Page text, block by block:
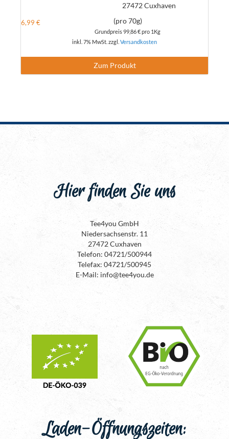
27472 Cuxhaven
6,99 € (pro 70g)
Grundpreis99,86 €pro 1Kg
inkl. 7% MwSt. zzgl. Versandkosten
Zum Produkt
Hier finden Sie uns
Tee4you GmbH
Niedersachsenstr. 11
27472 Cuxhaven
Telefon: 04721/500944
Telefax: 04721/500945
E-Mail: info@tee4you.de
Laden-Öffnungszeiten: